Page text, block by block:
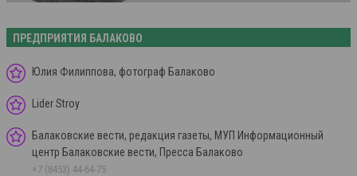
ПРЕДПРИЯТИЯ БАЛАКОВО
Юлия Филиппова, фотограф Балаково
Lider Stroy
Балаковские вести, редакция газеты, МУП Информационный
центр Балаковские вести, Пресса Балаково
+7 (8453) 44-64-75